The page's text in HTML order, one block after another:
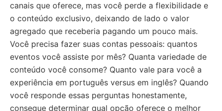
canais que oferece, mas você perde a flexibilidade e
o conteúdo exclusivo, deixando de lado o valor
agregado que receberia pagando um pouco mais.
Você precisa fazer suas contas pessoais: quantos
eventos você assiste por mês? Quanta variedade de
conteúdo você consome? Quanto vale para você a
experiência em português versus em inglês? Quando
você responde essas perguntas honestamente,
consegue determinar qual opção oferece o melhor